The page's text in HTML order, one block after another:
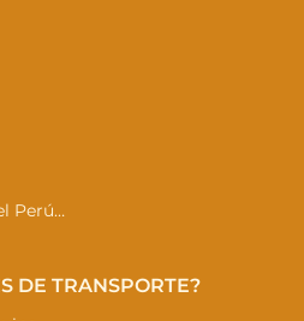
Perú…
DE TRANSPORTE?